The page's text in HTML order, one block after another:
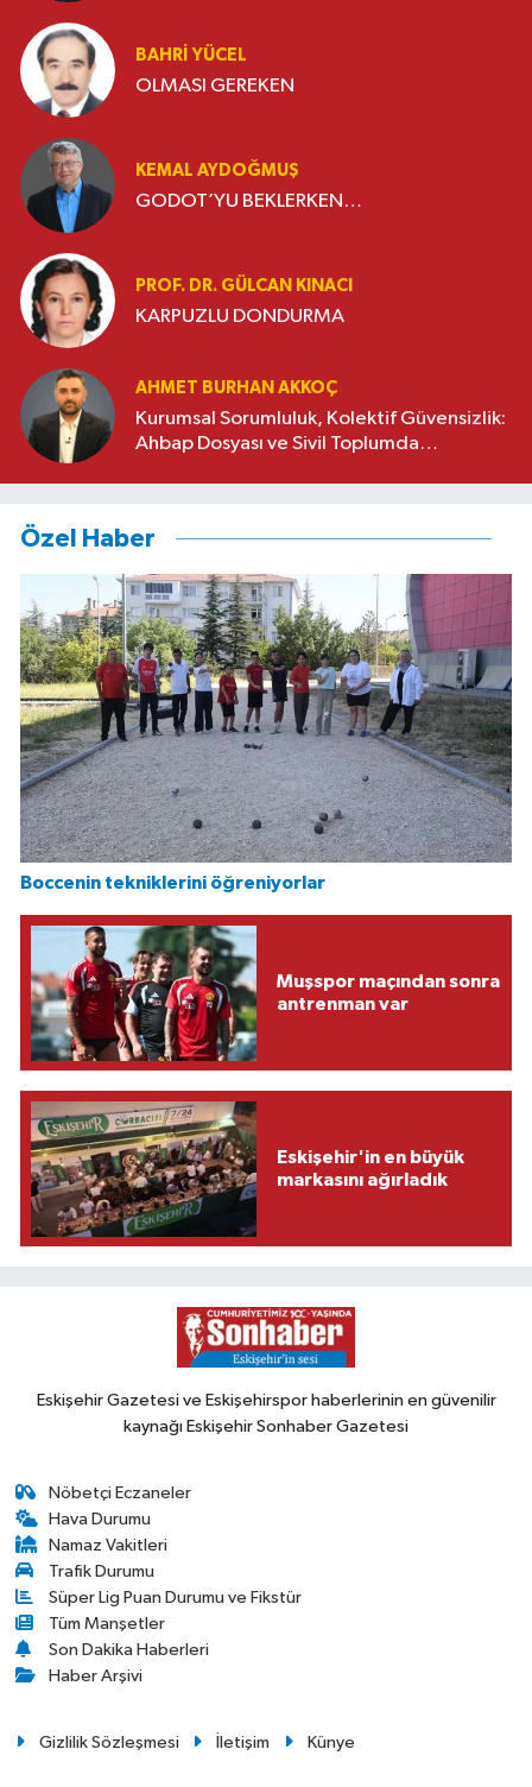
BAHRI YÜCEL
OLMASI GEREKEN
KEMAL AYDOĞMUŞ
GODOT’YU BEKLERKEN…
PROF. DR. GÜLCAN KINACI
KARPUZLU DONDURMA
AHMET BURHAN AKKOÇ
Kurumsal Sorumluluk, Kolektif Güvensizlik:
Ahbap Dosyası ve Sivil Toplumda
Özel Haber
Boccenin tekniklerini öğreniyorlar
Muşspor maçından sonra
antrenman var
Eskişehir'in en büyük
markasını ağırladık
Eskişehir Gazetesi ve Eskişehirspor haberlerinin en güvenilir
kaynağı Eskişehir Sonhaber Gazetesi
Nöbetçi Eczaneler
Hava Durumu
Namaz Vakitleri
Trafik Durumu
Süper Lig Puan Durumu ve Fikstür
Tüm Manşetler
Son Dakika Haberleri
Haber Arşivi
Gizlilik Sözleşmesi İletişim Künye